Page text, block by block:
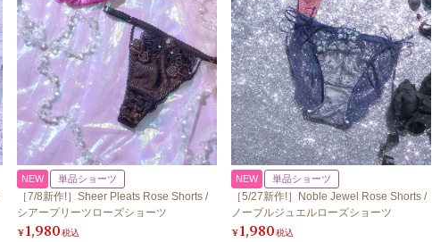
NEW 単品ショーツ
［7/8新作!］Sheer Pleats Rose Shorts /
シアープリーツローズショーツ
¥1,980税込
NEW 単品ショーツ
［5/27新作!］Noble Jewel Rose Shorts /
ノーブルジュエルローズショーツ
¥1,980税込